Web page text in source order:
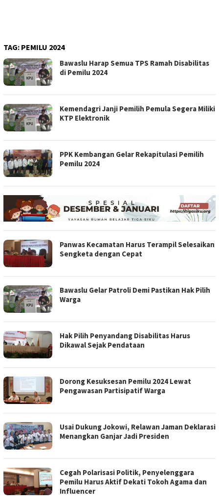
TAG: PEMILU 2024
Bawaslu Harap Semua TPS Ramah Disabilitas
di Pemilu 2024
Kemendagri Janji Pemilih Pemula Segera Miliki
KTP Elektronik
PPK Kembangan Gelar Rekapitulasi Pemilih
Pemilu 2024
Panwas Kecamatan Harus Terampil Selesaikan
Sengketa dengan Cepat
Bawaslu Gelar Patroli Demi Pastikan Hak Pilih
Warga
Hak Pilih Penyandang Disabilitas Harus
Dikawal Sejak Pendataan
Dorong Kesuksesan Pemilu 2024 Lewat
Pengawasan Partisipatif Warga
Usai Dukung Jokowi, Relawan Jaman Deklarasi
Menangkan Ganjar Jadi Presiden
Cegah Polarisasi Politik, Penyelenggara
Pemilu Harus Aktif Dekati Tokoh Agama dan
Influencer